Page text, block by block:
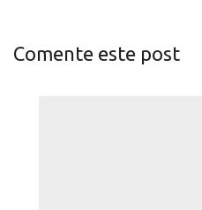
Comente este post